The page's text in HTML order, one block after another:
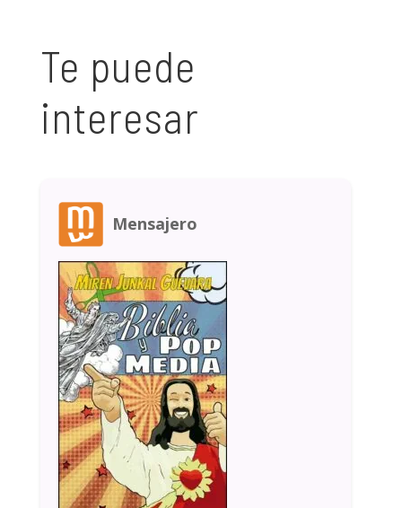
Te puede
interesar
Mensajero